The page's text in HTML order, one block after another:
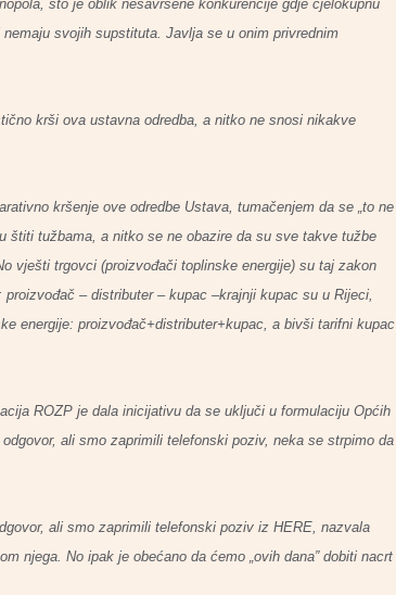
što je oblik nesavršene konkurencije gdje cjelokupnu
svojih supstituta. Javlja se u onim privrednim
krši ova ustavna odredba, a nitko ne snosi nikakve
kršenje ove odredbe Ustava, tumačenjem da se „to ne
štiti tužbama, a nitko se ne obazire da su sve takve tužbe
vješti trgovci (proizvođači toplinske energije) su taj zakon
– distributer – kupac –krajnji kupac su u Rijeci,
energije: proizvođač+distributer+kupac, a bivši tarifni kupac
ROZP je dala inicijativu da se uključi u formulaciju Općih
ali smo zaprimili telefonski poziv, neka se strpimo da
ali smo zaprimili telefonski poziv iz HERE, nazvala
njega. No ipak je obećano da ćemo „ovih dana” dobiti nacrt